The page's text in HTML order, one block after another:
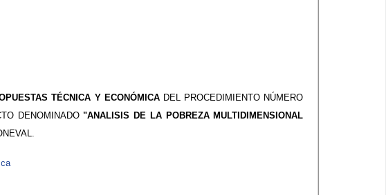
TÉCNICA Y ECONÓMICADEL PROCEDIMIENTO NÚMERO
DENOMINADO"ANALISIS DE LA POBREZA MULTIDIMENSIONAL